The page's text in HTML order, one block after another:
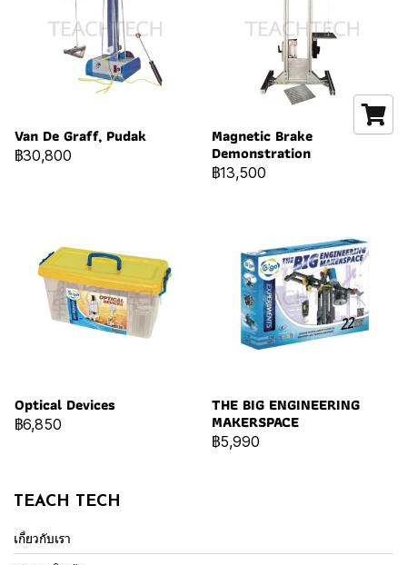
Van De Graff, Pudak
฿30,800
Magnetic Brake
Demonstration
฿13,500
Optical Devices
฿6,850
THE BIG ENGINEERING
MAKERSPACE
฿5,990
TEACH TECH
เกี่ยวกับเรา